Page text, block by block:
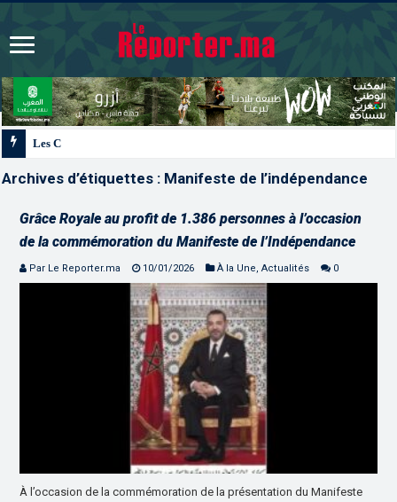
Les CRI mobilisés du 10 au 13 août pour accompagner les projets
Archives d’étiquettes : Manifeste de l’indépendance
Grâce Royale au profit de 1.386 personnes à l’occasion
de la commémoration du Manifeste de l’Indépendance
Par Le Reporter.ma 10/01/2026 À la Une,Actualités 0
À l’occasion de la commémoration de la présentation du Manifeste